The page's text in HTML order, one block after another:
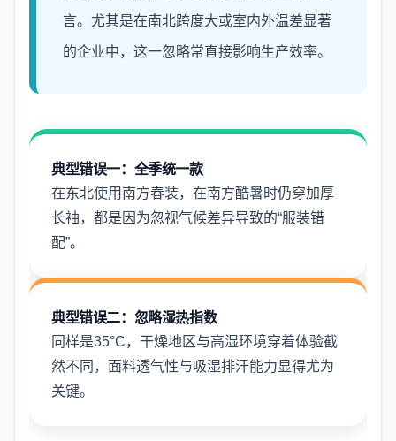
言。尤其是在南北跨度大或室内外温差显著
的企业中，这一忽略常直接影响生产效率。
典型错误一：全季统一款
在东北使用南方春装，在南方酷暑时仍穿加厚
长袖，都是因为忽视气候差异导致的“服装错
配”。
典型错误二：忽略湿热指数
同样是35°C，干燥地区与高湿环境穿着体验截
然不同，面料透气性与吸湿排汗能力显得尤为
关键。